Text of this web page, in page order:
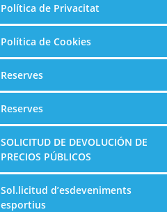
Política de Privacitat
Política de Cookies
Reserves
Reserves
SOLICITUD DE DEVOLUCIÓN DE
PRECIOS PÚBLICOS
Sol.licitud d’esdeveniments
esportius